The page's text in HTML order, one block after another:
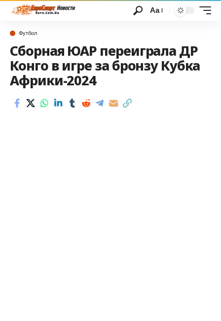
Аа
Футбол
Сборная ЮАР переиграла ДР
Конго в игре за бронзу Кубка
Африки-2024